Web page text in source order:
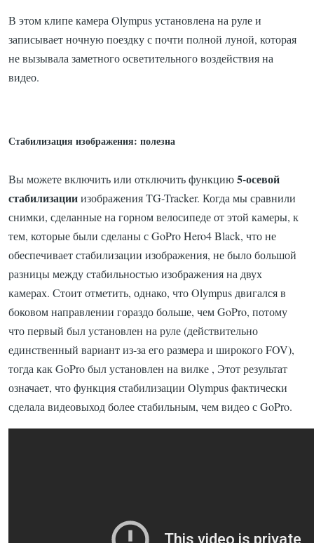
В этом клипе камера Olympus установлена на руле и
записывает ночную поездку с почти полной луной, которая
не вызывала заметного осветительного воздействия на
видео.
Стабилизация изображения: полезна
Вы можете включить или отключить функцию5-осевой
стабилизацииизображения TG-Tracker. Когда мы сравнили
снимки, сделанные на горном велосипеде от этой камеры, к
тем, которые были сделаны с GoPro Hero4 Black, что не
обеспечивает стабилизации изображения, не было большой
разницы между стабильностью изображения на двух
камерах. Стоит отметить, однако, что Olympus двигался в
боковом направлении гораздо больше, чем GoPro, потому
что первый был установлен на руле (действительно
единственный вариант из-за его размера и широкого FOV),
тогда как GoPro был установлен на вилке , Этот результат
означает, что функция стабилизации Olympus фактически
сделала видеовыход более стабильным, чем видео с GoPro.